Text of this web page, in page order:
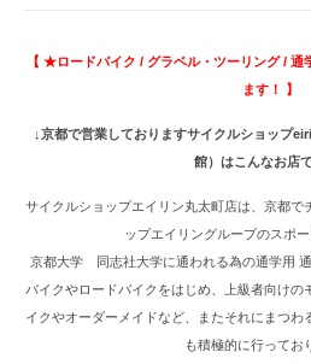
【 ★ロードバイク / グラベル・ツーリング / 通
ます！ 】
↓京都で営業しておりますサイクルショップ
館）はこんなお店
サイクルショップエイリン丸太町店は、京都で
ップエイリングループのスポー
京都大学 同志社大学に通われる為の通学用
バイクやロードバイクをはじめ、上級者向けの
イクやオーダーメイドなど、またそれにまつわ
も積極的に行ってお